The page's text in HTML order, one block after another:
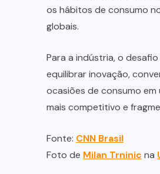
os hábitos de consumo
globais.
Para a indústria, o
equilibrar inovação,
ocasiões de consumo em
mais competitivo e
Fonte: CNN Brasil
Foto de Milan Trninic na